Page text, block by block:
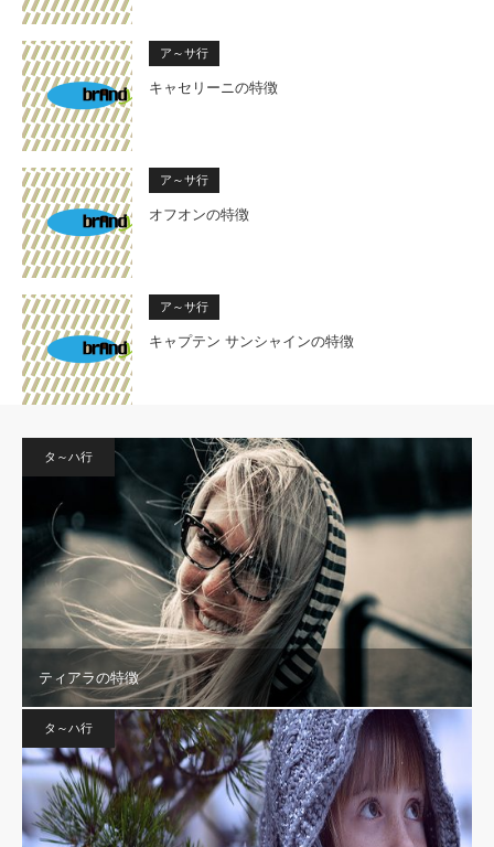
ア～サ行
キャセリーニの特徴
ア～サ行
オフオンの特徴
ア～サ行
キャプテン サンシャインの特徴
タ～ハ行
ティアラの特徴
タ～ハ行